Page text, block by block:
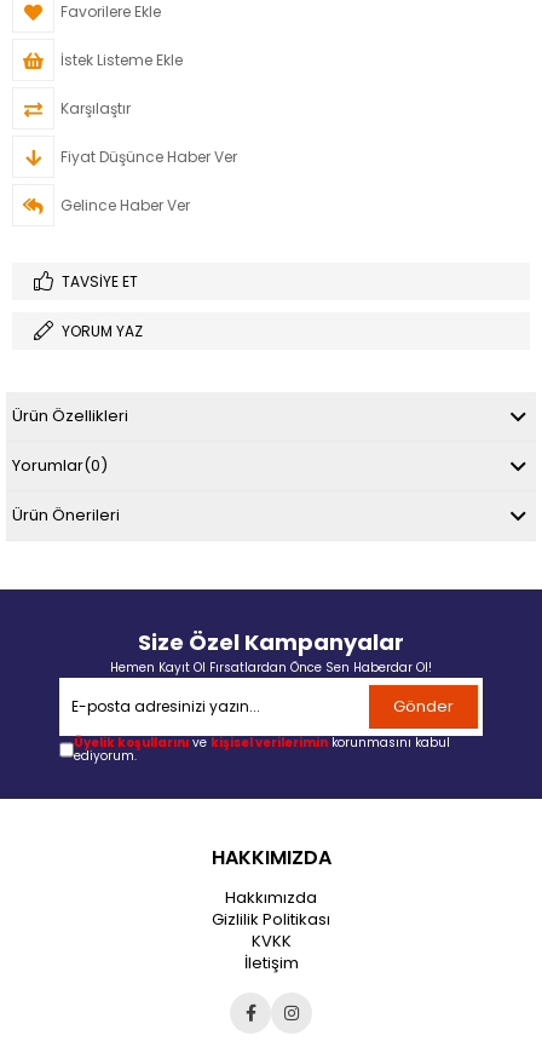
Favorilere Ekle
İstek Listeme Ekle
Karşılaştır
Fiyat Düşünce Haber Ver
Gelince Haber Ver
TAVSIYE ET
YORUM YAZ
Ürün Özellikleri
Yorumlar(0)
Ürün Önerileri
Size Özel Kampanyalar
Hemen Kayıt Ol Fırsatlardan Önce Sen Haberdar Ol!
Gönder
Üyelik koşullarını ve kişisel verilerimin korunmasını kabul
ediyorum.
HAKKIMIZDA
Hakkımızda
Gizlilik Politikası
KVKK
İletişim